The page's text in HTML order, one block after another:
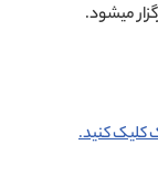
کلیک کنید.